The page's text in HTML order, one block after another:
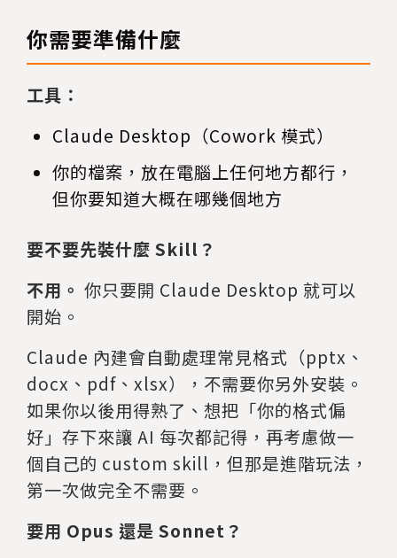
你需要準備什麼
工具：
Claude Desktop（Cowork 模式）
你的檔案，放在電腦上任何地方都行，
但你要知道大概在哪幾個地方
要不要先裝什麼 Skill？
不用。 你只要開 Claude Desktop 就可以
開始。
Claude 內建會自動處理常見格式（pptx、
docx、pdf、xlsx），不需要你另外安裝。
如果你以後用得熟了、想把「你的格式偏
好」存下來讓 AI 每次都記得，再考慮做一
個自己的 custom skill，但那是進階玩法，
第一次做完全不需要。
要用 Opus 還是 Sonnet？